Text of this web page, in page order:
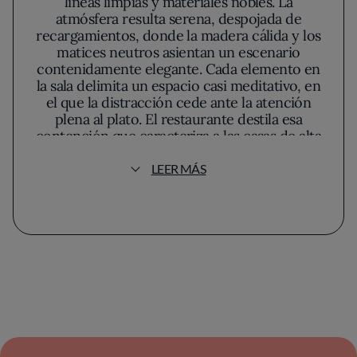
atmósfera resulta serena, despojada de
recargamientos, donde la madera cálida y los
matices neutros asientan un escenario
contenidamente elegante. Cada elemento en
la sala delimita un espacio casi meditativo, en
el que la distracción cede ante la atención
plena al plato. El restaurante destila esa
contención que caracteriza a las casas de alta
sino a profundizar en lo esencial.
respeto al producto local y de estación. Su
revela en la manera en que equilibra tradición
LEER MÁS